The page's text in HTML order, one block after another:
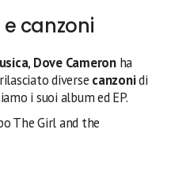
canzoni
, Dove Cameronha
diverse canzonidi
i suoi album ed EP.
The Girl and the